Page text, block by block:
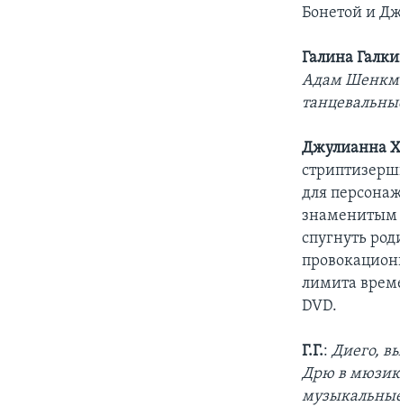
Бонетой и
Галина
Адам
Джулианна
для
знаменитым
спугнуть
лимита
DVD.
Г.Г.:Диего,
Дрю в